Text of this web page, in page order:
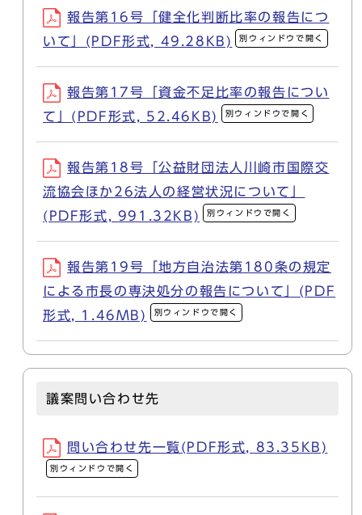
報告第16号「健全化判断比率の報告につ
いて」(PDF形式, 49.28KB)
別ウィンドウで開く
報告第17号「資金不足比率の報告につい
て」(PDF形式, 52.46KB)
別ウィンドウで開く
報告第18号「公益財団法人川崎市国際交
流協会ほか26法人の経営状況について」
(PDF形式, 991.32KB)
別ウィンドウで開く
報告第19号「地方自治法第180条の規定
による市長の専決処分の報告について」(PDF
形式, 1.46MB)
別ウィンドウで開く
議案問い合わせ先
問い合わせ先一覧(PDF形式, 83.35KB)
別ウィンドウで開く